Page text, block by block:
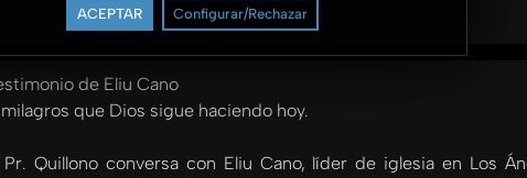
ACEPTAR Configurar/Rechazar
de Eliu Cano
que Dios sigue haciendo hoy.
Quillono conversa con Eliu Cano, líder de iglesia en Los